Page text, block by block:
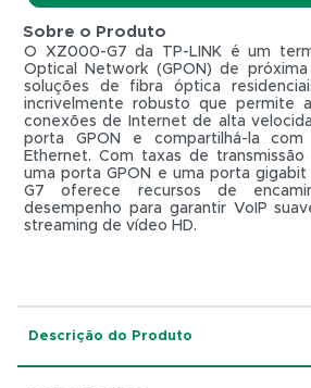
R$ 0,01
Total:
Sobre o Produto
O XZ000-G7 da TP-LINK é um
Optical Network (GPON) de
soluções de fibra óptica
incrivelmente robusto que permite
conexões de Internet de alta
porta GPON e compartilhá-la
Ethernet. Com taxas de
uma porta GPON e uma porta
G7 oferece recursos de
desempenho para garantir VoIP
streaming de vídeo HD.
Descrição do Produto